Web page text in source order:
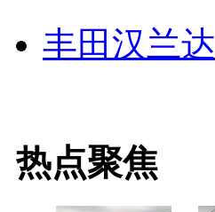
丰田汉兰达
热点聚焦